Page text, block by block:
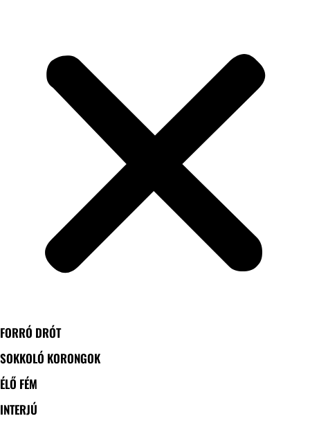
FORRÓ DRÓT
SOKKOLÓ KORONGOK
ÉLŐ FÉM
INTERJÚ